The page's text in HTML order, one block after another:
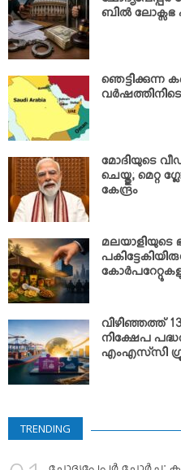
ബില്‍ ലോക്സഭ
ഞെട്ടിക്കുന്ന
മോദിയുടെ
ചെയ്തു; മെറ്റ
കേന്ദ്രം
വിഴിഞ്ഞത്ത്
നിക്ഷേപ
എംഎസ്‌സി
TRENDING